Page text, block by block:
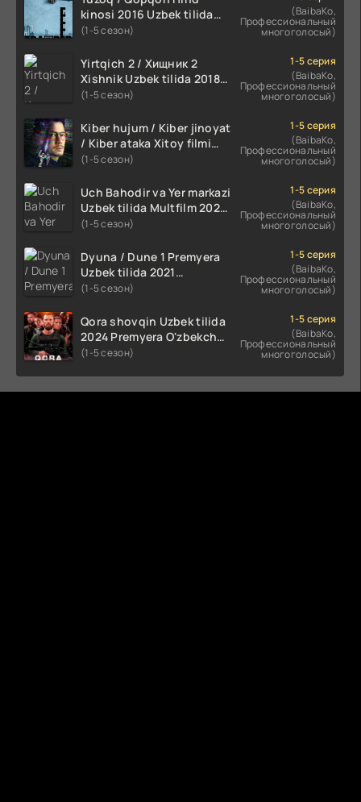
kinosi 2016 Uzbek tilida
tarjima film HD
(1-5 сезон)
(BaibaKo,
Профессиональный
многоголосый)
Yirtqich 2 / Хищник 2
Xishnik Uzbek tilida 2018-
2024 O'zbekcha tarjima
(1-5 сезон)
1-5 серия
(BaibaKo,
Профессиональный
многоголосый)
Kiber hujum / Kiber jinoyat
/ Kiber ataka Xitoy filmi
Uzbek tilida O'zbekcha
HD skachat
(1-5 сезон)
1-5 серия
(BaibaKo,
Профессиональный
многоголосый)
Uch Bahodir va Yer markazi
Uzbek tilida Multfilm 2025
tarjima HD skachat
(1-5 сезон)
1-5 серия
(BaibaKo,
Профессиональный
многоголосый)
Dyuna / Dune 1 Premyera
Uzbek tilida 2021
O'zbekcha tarjima kino HD
(1-5 сезон)
1-5 серия
(BaibaKo,
Профессиональный
многоголосый)
Qora shovqin Uzbek tilida
2024 Premyera O'zbekcha
tarjima kino HD skachat
(1-5 сезон)
1-5 серия
(BaibaKo,
Профессиональный
многоголосый)